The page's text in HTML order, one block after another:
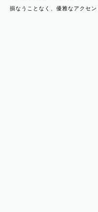
損なうことなく、優雅なアクセ